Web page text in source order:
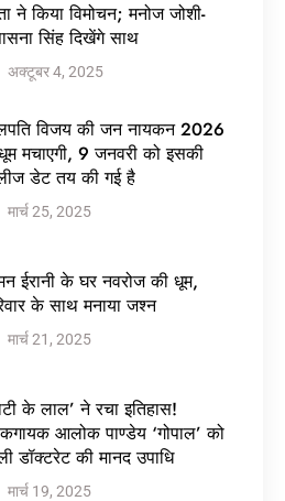
ने किया विमोचन; मनोज जोशी-
सिंह दिखेंगे साथ
अक्टूबर 4, 2025
विजय की जन नायकन 2026
मचाएगी, 9 जनवरी को इसकी
डेट तय की गई है
मार्च 25, 2025
ईरानी के घर नवरोज की धूम,
के साथ मनाया जश्न
मार्च 21, 2025
के लाल’ ने रचा इतिहास!
आलोक पाण्डेय ‘गोपाल’ को
डॉक्टरेट की मानद उपाधि
मार्च 19, 2025